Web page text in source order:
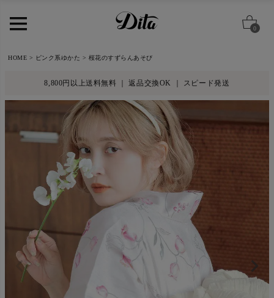
0
HOME ピンク系ゆかた 桜花のすずらんあそび
8,800円以上送料無料 ｜ 返品交換OK ｜ スピード発送